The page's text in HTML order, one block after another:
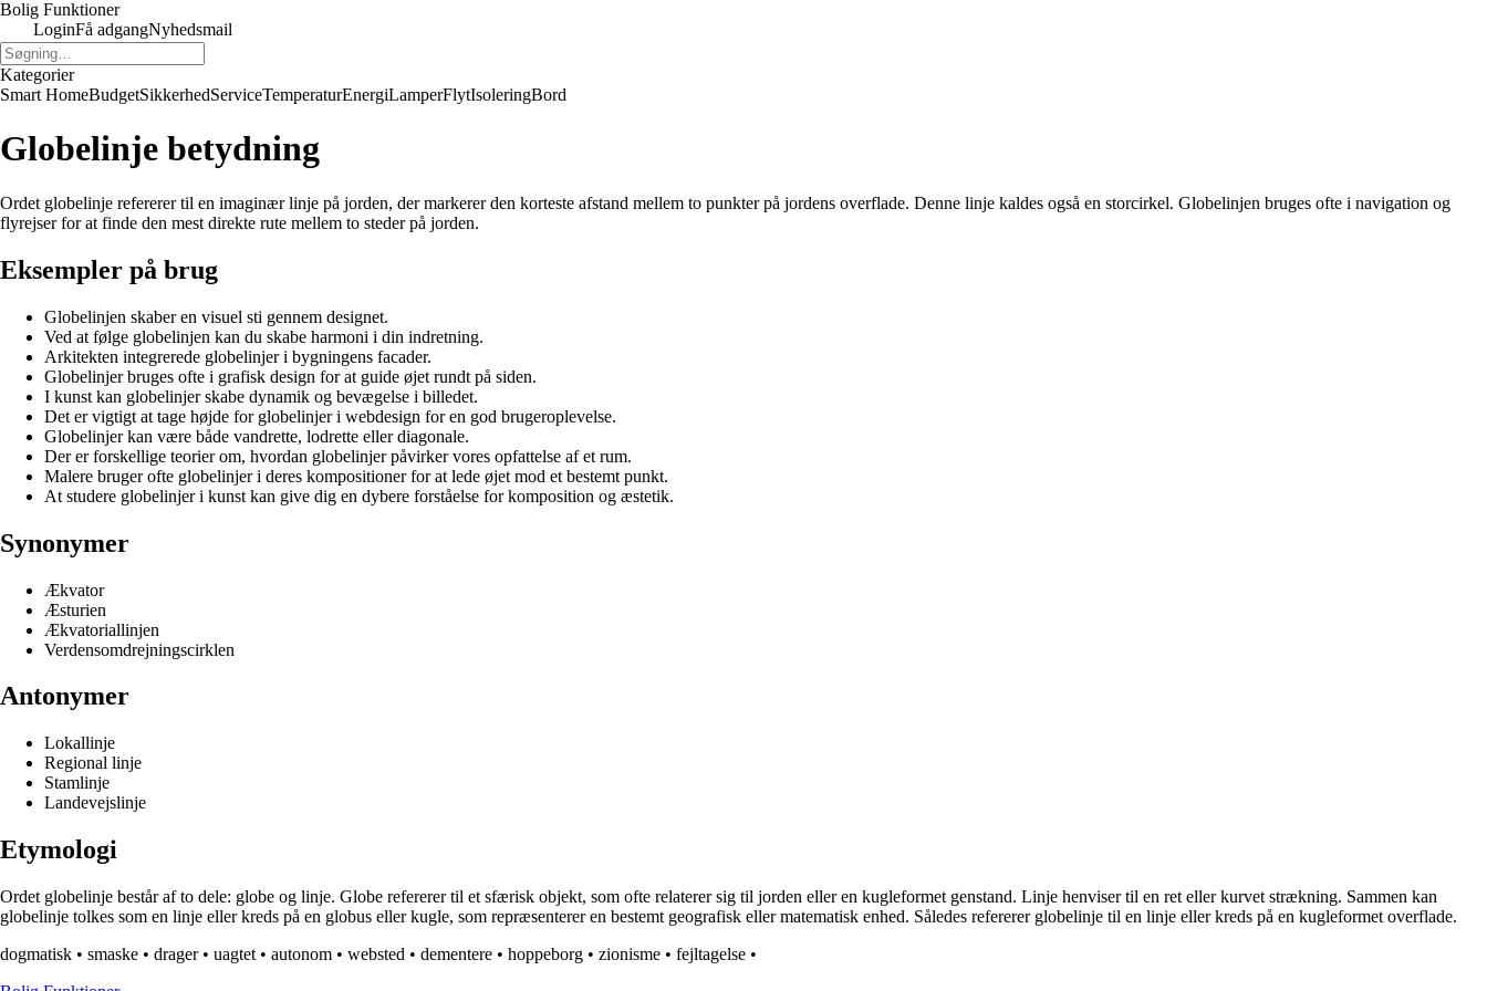
Bolig Funktioner
LoginFå adgangNyhedsmail
Kategorier
Smart HomeBudgetSikkerhedServiceTemperaturEnergiLamperFlytIsoleringBord
Globelinje betydning
Ordet globelinje refererer til en imaginær linje på jorden, der markerer den korteste afstand mellem to punkter på jordens overflade. Denne linje kaldes også en storcirkel. Globelinjen bruges ofte i navigation og
flyrejser for at finde den mest direkte rute mellem to steder på jorden.
Eksempler på brug
Globelinjen skaber en visuel sti gennem designet.
Ved at følge globelinjen kan du skabe harmoni i din indretning.
Arkitekten integrerede globelinjer i bygningens facader.
Globelinjer bruges ofte i grafisk design for at guide øjet rundt på siden.
I kunst kan globelinjer skabe dynamik og bevægelse i billedet.
Det er vigtigt at tage højde for globelinjer i webdesign for en god brugeroplevelse.
Globelinjer kan være både vandrette, lodrette eller diagonale.
Der er forskellige teorier om, hvordan globelinjer påvirker vores opfattelse af et rum.
Malere bruger ofte globelinjer i deres kompositioner for at lede øjet mod et bestemt punkt.
At studere globelinjer i kunst kan give dig en dybere forståelse for komposition og æstetik.
Synonymer
Ækvator
Æsturien
Ækvatoriallinjen
Verdensomdrejningscirklen
Antonymer
Lokallinje
Regional linje
Stamlinje
Landevejslinje
Etymologi
Ordet globelinje består af to dele: globe og linje. Globe refererer til et sfærisk objekt, som ofte relaterer sig til jorden eller en kugleformet genstand. Linje henviser til en ret eller kurvet strækning. Sammen kan
globelinje tolkes som en linje eller kreds på en globus eller kugle, som repræsenterer en bestemt geografisk eller matematisk enhed. Således refererer globelinje til en linje eller kreds på en kugleformet overflade.
dogmatisk • smaske • drager• uagtet • autonom • websted • dementere • hoppeborg • zionisme • fejltagelse •